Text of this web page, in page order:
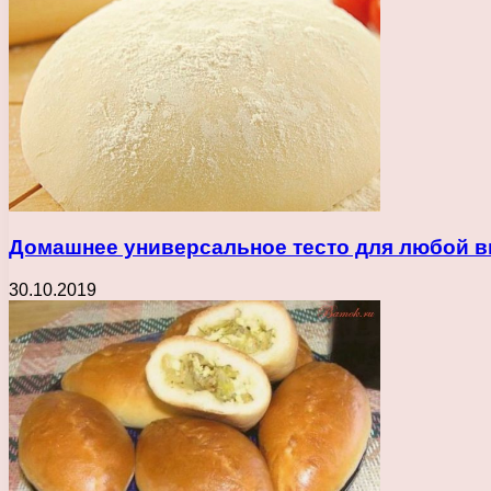
Домашнее универсальное тесто для любой
30.10.2019